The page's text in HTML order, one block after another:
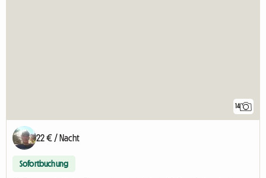
14
22 € / Nacht
Sofortbuchung